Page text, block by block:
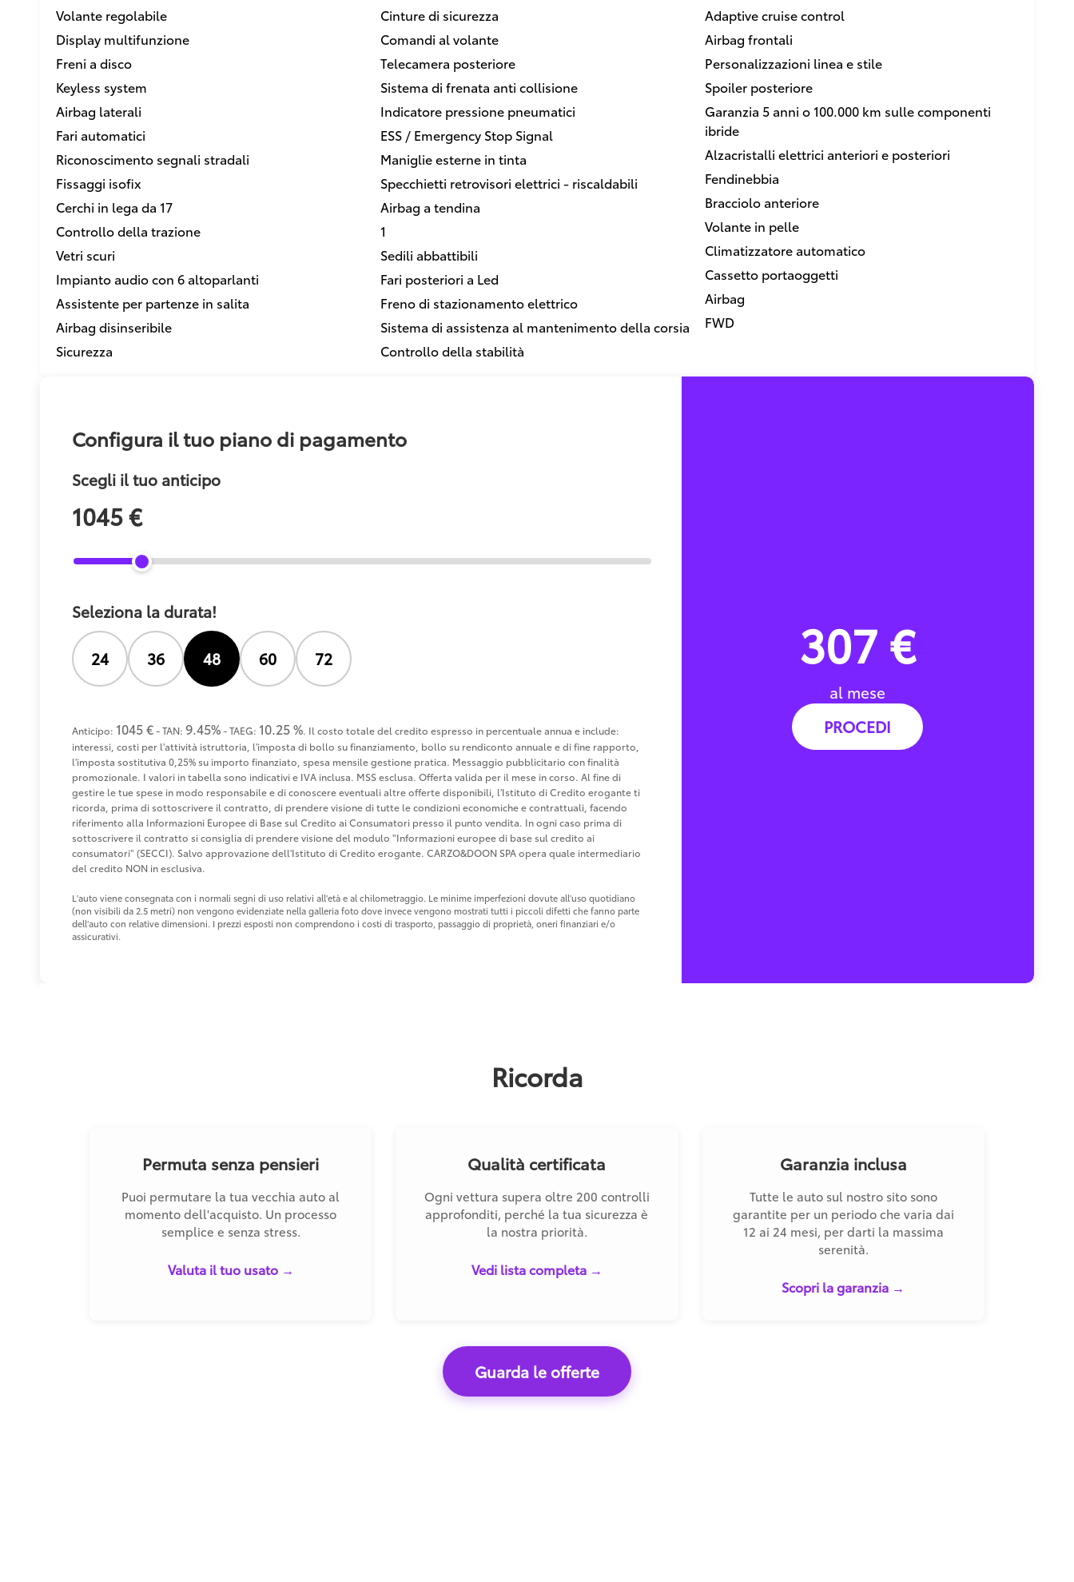
Volante regolabile
Display multifunzione
Freni a disco
Keyless system
Airbag laterali
Fari automatici
Riconoscimento segnali stradali
Fissaggi isofix
Cerchi in lega da 17
Controllo della trazione
Vetri scuri
Impianto audio con 6 altoparlanti
Assistente per partenze in salita
Airbag disinseribile
Sicurezza
Cinture di sicurezza
Comandi al volante
Telecamera posteriore
Sistema di frenata anti collisione
Indicatore pressione pneumatici
ESS / Emergency Stop Signal
Maniglie esterne in tinta
Specchietti retrovisori elettrici - riscaldabili
Airbag a tendina
1
Sedili abbattibili
Fari posteriori a Led
Freno di stazionamento elettrico
Sistema di assistenza al mantenimento della corsia
Controllo della stabilità
Adaptive cruise control
Airbag frontali
Personalizzazioni linea e stile
Spoiler posteriore
Garanzia 5 anni o 100.000 km sulle componenti
ibride
Alzacristalli elettrici anteriori e posteriori
Fendinebbia
Bracciolo anteriore
Volante in pelle
Climatizzatore automatico
Cassetto portaoggetti
Airbag
FWD
Configura il tuo piano di pagamento
Scegli il tuo anticipo
1045 €
Seleziona la durata!
24 36 48 60 72
Anticipo: 1045 €- TAN: 9.45%- TAEG: 10.25 %. Il costo totale del credito espresso in percentuale annua e include:
interessi, costi per l'attività istruttoria, l'imposta di bollo su finanziamento, bollo su rendiconto annuale e di fine rapporto,
l'imposta sostitutiva 0,25% su importo finanziato, spesa mensile gestione pratica. Messaggio pubblicitario con finalità
promozionale. I valori in tabella sono indicativi e IVA inclusa. MSS esclusa. Offerta valida per il mese in corso. Al fine di
gestire le tue spese in modo responsabile e di conoscere eventuali altre offerte disponibili, l'Istituto di Credito erogante ti
ricorda, prima di sottoscrivere il contratto, di prendere visione di tutte le condizioni economiche e contrattuali, facendo
riferimento alla Informazioni Europee di Base sul Credito ai Consumatori presso il punto vendita. In ogni caso prima di
sottoscrivere il contratto si consiglia di prendere visione del modulo "Informazioni europee di base sul credito ai
consumatori" (SECCI). Salvo approvazione dell'Istituto di Credito erogante. CARZO&DOON SPA opera quale intermediario
del credito NON in esclusiva.
L'auto viene consegnata con i normali segni di uso relativi all'età e al chilometraggio. Le minime imperfezioni dovute all'uso quotidiano
(non visibili da 2.5 metri) non vengono evidenziate nella galleria foto dove invece vengono mostrati tutti i piccoli difetti che fanno parte
dell'auto con relative dimensioni. I prezzi esposti non comprendono i costi di trasporto, passaggio di proprietà, oneri finanziari e/o
assicurativi.
307 €
al mese
PROCEDI
Ricorda
Permuta senza pensieri
Puoi permutare la tua vecchia auto al
momento dell'acquisto. Un processo
semplice e senza stress.
Valuta il tuo usato →
Qualità certificata
Ogni vettura supera oltre 200 controlli
approfonditi, perché la tua sicurezza è
la nostra priorità.
Vedi lista completa →
Garanzia inclusa
Tutte le auto sul nostro sito sono
garantite per un periodo che varia dai
12 ai 24 mesi, per darti la massima
serenità.
Scopri la garanzia →
Guarda le offerte